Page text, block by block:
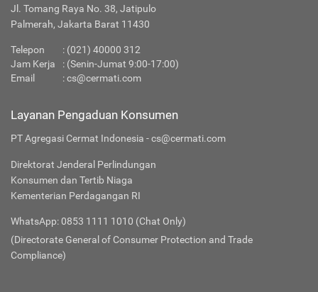
Jl. Tomang Raya No. 38, Jatipulo
Palmerah, Jakarta Barat 11430
Telepon : (021) 40000 312
Jam Kerja
: (Senin-Jumat 9:00-17:00)
Email
:cs@cermati.com
Layanan Pengaduan Konsumen
PT Agregasi Cermat Indonesia - cs@cermati.com
Direktorat Jenderal Perlindungan
Konsumen dan Tertib Niaga
Kementerian Perdagangan RI
WhatsApp: 0853 1111 1010 (Chat Only)
(Directorate General of Consumer Protection and Trade
Compliance)